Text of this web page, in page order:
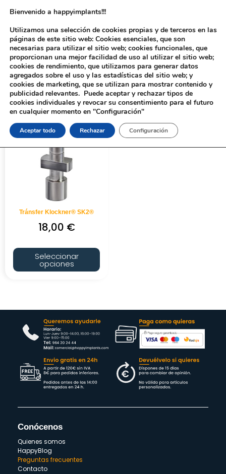
Inicio/ Productos etiquetados “313”
Tránsfer Klockner® SK2®
18,00 €
Seleccionar
opciones
Conócenos
Quienes somos
HappyBlog
Preguntas frecuentes
Contacto
Bienvenido a happyimplants!!!
Utilizamos una selección de cookies propias y de terceros en las
páginas de este sitio web: Cookies esenciales, que son
necesarias para utilizar el sitio web; cookies funcionales, que
proporcionan una mejor facilidad de uso al utilizar el sitio web;
cookies de rendimiento, que utilizamos para generar datos
agregados sobre el uso y las estadísticas del sitio web; y
cookies de marketing, que se utilizan para mostrar contenido y
publicidad relevantes. Puede aceptar y rechazar tipos de
cookies individuales y revocar su consentimiento para el futuro
en cualquier momento en "Configuración"
Aceptar todo Rechazar Configuración